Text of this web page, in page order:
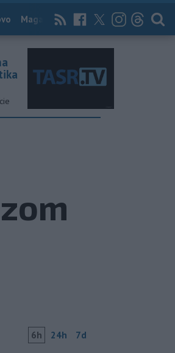
Magazín News Now Archív
6h 24h 7d